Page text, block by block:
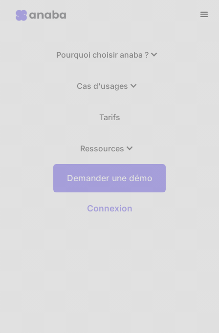
Pourquoi choisir anaba ?
Cas d'usages
Tarifs
Ressources
Demander une démo
Connexion